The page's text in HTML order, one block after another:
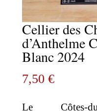
Cellier des
d’Anthelme
Blanc 2024
7,50 €
Le Côtes-